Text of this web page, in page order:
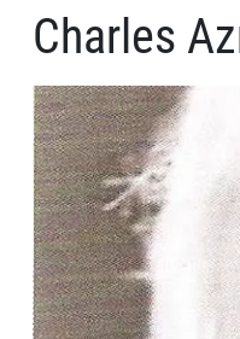
Charles